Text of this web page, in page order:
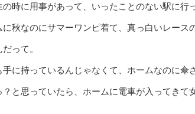
の時に用事があって、いったことのない駅に行
に秋なのにサマーワンピ着て、真っ白いレース
って。
手に持っているんじゃなくて、ホームなのに傘
？と思っていたら、ホームに電車が入ってきて